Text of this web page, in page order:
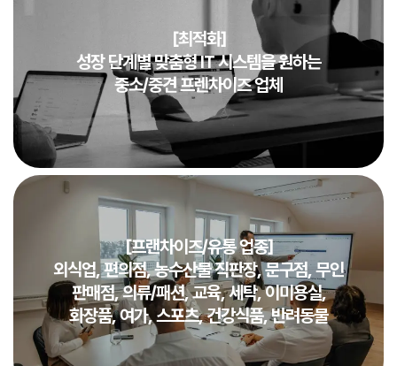
[최적화]
성장 단계별 맞춤형 IT 시스템을 원하는
중소/중견 프렌차이즈 업체
[프랜차이즈/유통 업종]
외식업, 편의점, 농수산물 직판장, 문구점, 무인
판매점, 의류/패션, 교육, 세탁, 이미용실,
화장품, 여가, 스포츠, 건강식품, 반려동물